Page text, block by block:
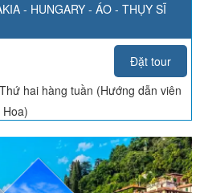
- HUNGARY - ÁO - THỤY SĨ
Đặt tour
Thứ hai hàng tuần (Hướng dẫn viên